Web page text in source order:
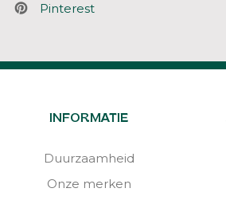
Pinterest
INFORMATIE
Duurzaamheid
Onze merken